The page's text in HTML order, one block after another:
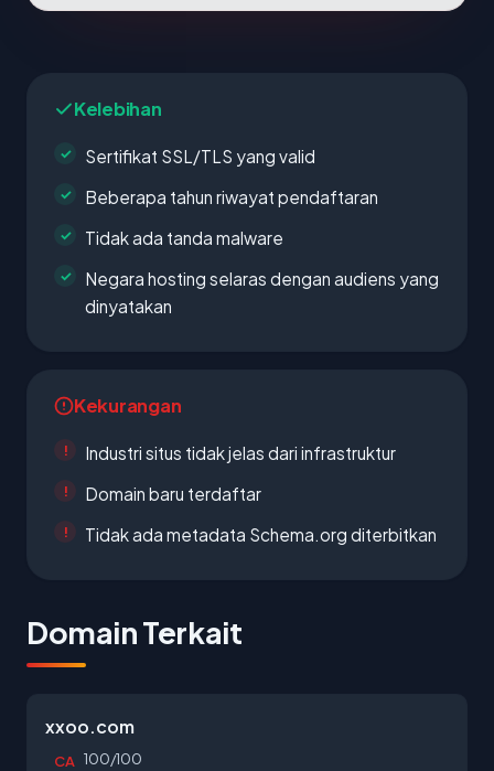
Kelebihan
Sertifikat SSL/TLS yang valid
Beberapa tahun riwayat pendaftaran
Tidak ada tanda malware
Negara hosting selaras dengan audiens yang
dinyatakan
Kekurangan
Industri situs tidak jelas dari infrastruktur
Domain baru terdaftar
Tidak ada metadata Schema.org diterbitkan
Domain Terkait
xxoo.com
CA 100/100